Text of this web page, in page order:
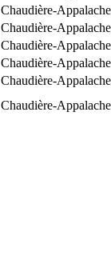
Chaudière-
Chaudière-
Chaudière-
Chaudière-
Chaudière-
Chaudière-